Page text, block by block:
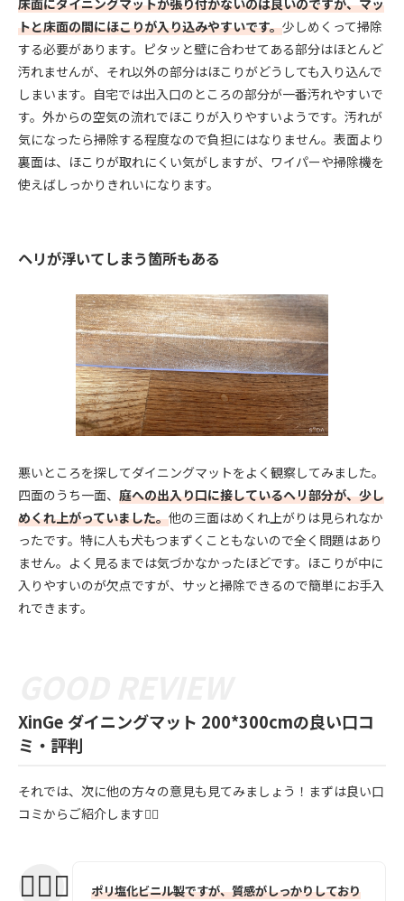
トと床面の間にほこりが入り込みやすいです。少しめくって掃除
する必要があります。ピタッと壁に合わせてある部分はほとんど
汚れませんが、それ以外の部分はほこりがどうしても入り込んで
しまいます。自宅では出入口のところの部分が一番汚れやすいで
す。外からの空気の流れでほこりが入りやすいようです。汚れが
気になったら掃除する程度なので負担にはなりません。表面より
裏面は、ほこりが取れにくい気がしますが、ワイパーや掃除機を
使えばしっかりきれいになります。
ヘリが浮いてしまう箇所もある
悪いところを探してダイニングマットをよく観察してみました。
四面のうち一面、 庭への出入り口に接しているヘリ部分が、少し
めくれ上がっていました。他の三面はめくれ上がりは見られなか
ったです。特に人も犬もつまずくこともないので全く問題はあり
ません。よく見るまでは気づかなかったほどです。ほこりが中に
入りやすいのが欠点ですが、サッと掃除できるので簡単にお手入
れできます。
XinGe ダイニングマット 200*300cmの良い口コ
ミ・評判
それでは、次に他の方々の意見も見てみましょう！まずは良い口
コミからご紹介します💁‍♀️
ポリ塩化ビニル製ですが、質感がしっかりしており